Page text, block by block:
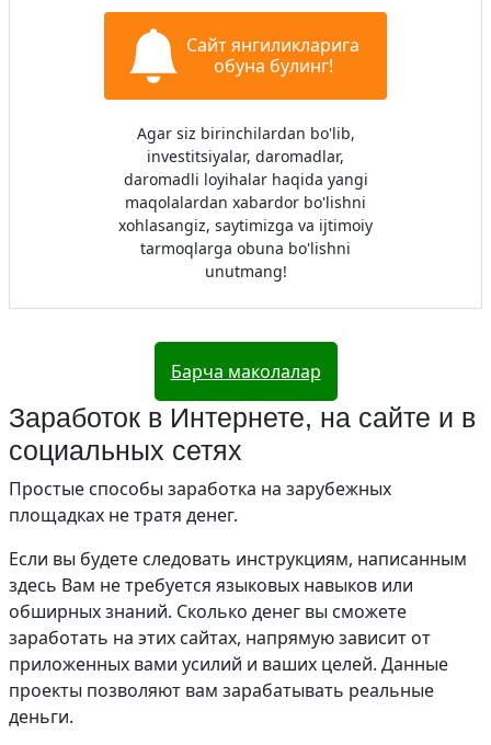
Сайт янгиликларига
обуна булинг!
Agar siz birinchilardan bo'lib,
investitsiyalar, daromadlar,
daromadli loyihalar haqida yangi
maqolalardan xabardor bo'lishni
xohlasangiz, saytimizga va ijtimoiy
tarmoqlarga obuna bo'lishni
unutmang!
Барча маколалар
Заработок в Интернете, на сайте и в
социальных сетях
Простые способы заработка на зарубежных
площадках не тратя денег.
Если вы будете следовать инструкциям, написанным
здесь Вам не требуется языковых навыков или
обширных знаний. Сколько денег вы сможете
заработать на этих сайтах, напрямую зависит от
приложенных вами усилий и ваших целей. Данные
проекты позволяют вам зарабатывать реальные
деньги.